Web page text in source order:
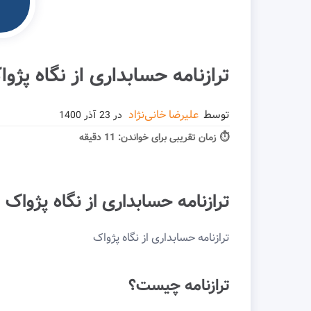
ترازنامه حسابداری از نگاه
توسط علیرضا خانی‌نژاد در
⏱ زمان تقریبی برای خواندن: 11 دقیقه
ترازنامه حسابداری از نگاه پژواک
ترازنامه حسابداری از نگاه پژواک
ترازنامه چیست؟